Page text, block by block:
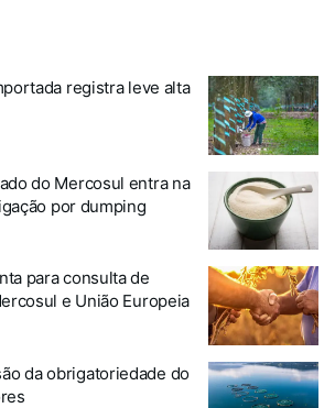
registra leve alta
do Mercosul entra na
por dumping
para consulta de
e União Europeia
da obrigatoriedade do